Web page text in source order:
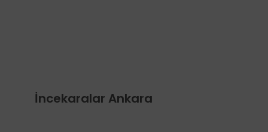
İncekaralar Ankara